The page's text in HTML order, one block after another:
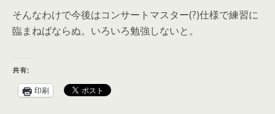
そんなわけで今後はコンサートマスター(?)仕様で練習に
臨まねばならぬ。いろいろ勉強しないと。
共有:
印刷